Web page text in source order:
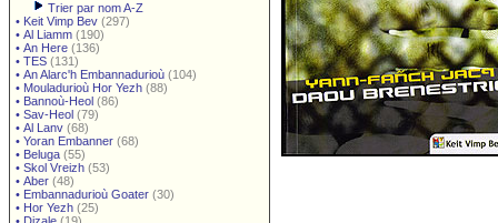
Trier par nom A-Z
• Keit Vimp Bev (297)
• Al Liamm (190)
• An Here (136)
• TES (131)
• An Alarc'h Embannadurioù (104)
• Mouladurioù Hor Yezh (88)
• Bannoù-Heol (86)
• Sav-Heol (79)
• Al Lanv (68)
• Yoran Embanner (68)
• Beluga (55)
• Skol Vreizh (53)
• Aber (48)
• Embannadurioù Goater (30)
• Hor Yezh (25)